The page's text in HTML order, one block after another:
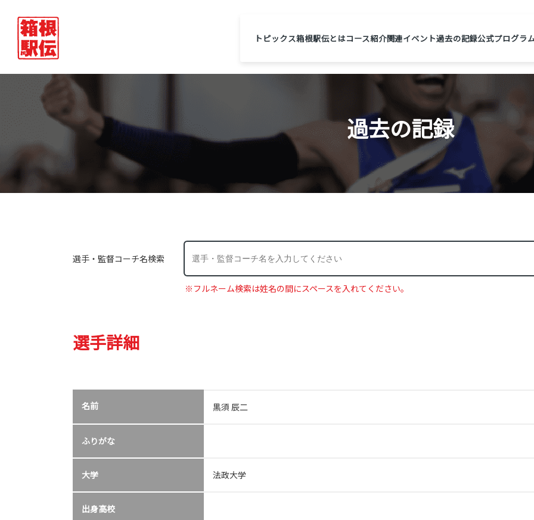
トピックス箱根駅伝とはコース紹介関連イベント過去の記録公式プログラ
過去の記録
選手・監督コーチ名検索
※フルネーム検索は姓名の間にスペースを入れてください。
選手詳細
名前 黒須 辰二
ふりがな
大学 法政大学
出身高校